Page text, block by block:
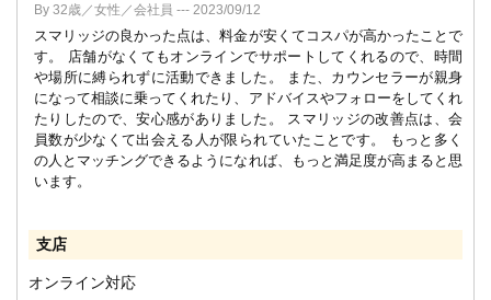
By 32歳／女性／会社員 --- 2023/09/12
スマリッジの良かった点は、料金が安くてコスパが高かったことで
す。 店舗がなくてもオンラインでサポートしてくれるので、時間
や場所に縛られずに活動できました。 また、カウンセラーが親身
になって相談に乗ってくれたり、アドバイスやフォローをしてくれ
たりしたので、安心感がありました。 スマリッジの改善点は、会
員数が少なくて出会える人が限られていたことです。 もっと多く
の人とマッチングできるようになれば、もっと満足度が高まると思
います。
支店
オンライン対応